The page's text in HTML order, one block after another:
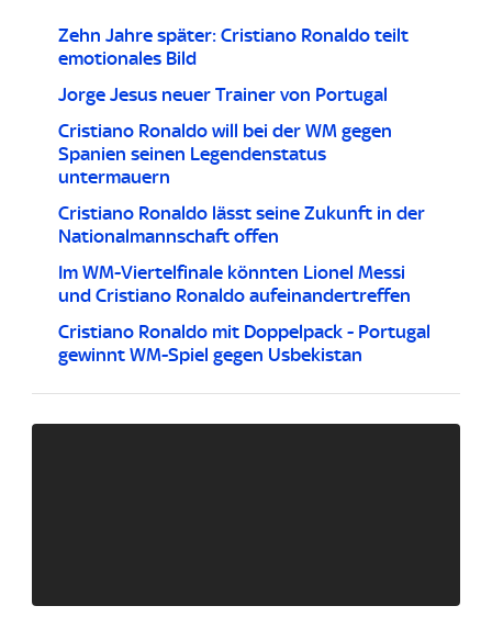
Zehn Jahre später: Cristiano Ronaldo teilt
emotionales Bild
Jorge Jesus neuer Trainer von Portugal
Cristiano Ronaldo will bei der WM gegen
Spanien seinen Legendenstatus
untermauern
Cristiano Ronaldo lässt seine Zukunft in der
Nationalmannschaft offen
Im WM-Viertelfinale könnten Lionel Messi
und Cristiano Ronaldo aufeinandertreffen
Cristiano Ronaldo mit Doppelpack - Portugal
gewinnt WM-Spiel gegen Usbekistan